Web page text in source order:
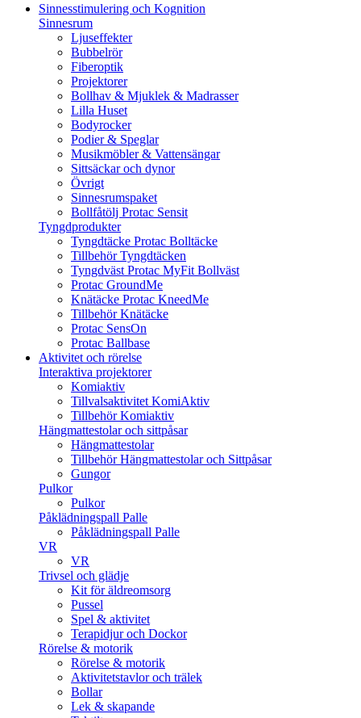
Sinnesstimulering och Kognition
Sinnesrum
Ljuseffekter
Bubbelrör
Fiberoptik
Projektorer
Bollhav & Mjuklek & Madrasser
Lilla Huset
Bodyrocker
Podier & Speglar
Musikmöbler & Vattensängar
Sittsäckar och dynor
Övrigt
Sinnesrumspaket
Bollfåtölj Protac Sensit
Tyngdprodukter
Tyngdtäcke Protac Bolltäcke
Tillbehör Tyngdtäcken
Tyngdväst Protac MyFit Bollväst
Protac GroundMe
Knätäcke Protac KneedMe
Tillbehör Knätäcke
Protac SensOn
Protac Ballbase
Aktivitet och rörelse
Interaktiva projektorer
Komiaktiv
Tillvalsaktivitet KomiAktiv
Tillbehör Komiaktiv
Hängmattestolar och sittpåsar
Hängmattestolar
Tillbehör Hängmattestolar och Sittpåsar
Gungor
Pulkor
Pulkor
Påklädningspall Palle
Påklädningspall Palle
VR
VR
Trivsel och glädje
Kit för äldreomsorg
Pussel
Spel & aktivitet
Terapidjur och Dockor
Rörelse & motorik
Rörelse & motorik
Aktivitetstavlor och trälek
Bollar
Lek & skapande